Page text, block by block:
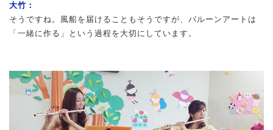
大竹：
そうですね。風船を届けることもそうですが、バルーンアートは
「一緒に作る」という過程を大切にしています。